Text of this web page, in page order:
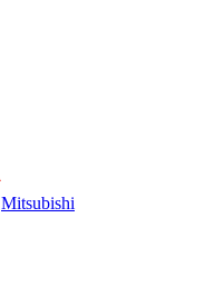
Mitsubishi